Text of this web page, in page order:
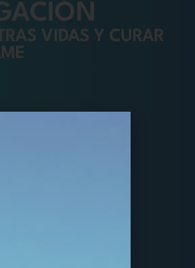
VIDAS Y CURAR